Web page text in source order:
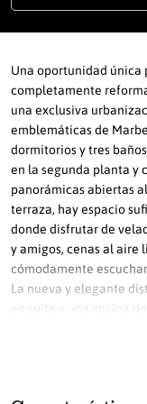
Una oportunidad
completamente
una exclusiva
emblemáticas de
dormitorios y tres
en la segunda planta y
panorámicas abiertas
terraza, hay espacio
donde disfrutar de
y amigos, cenas al aire
cómodamente
La nueva y elegante
en suite y una cocina
cocina sus platos